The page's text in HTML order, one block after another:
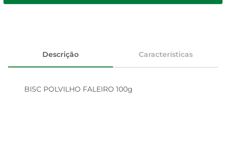
Descrição Características
BISC POLVILHO FALEIRO 100g